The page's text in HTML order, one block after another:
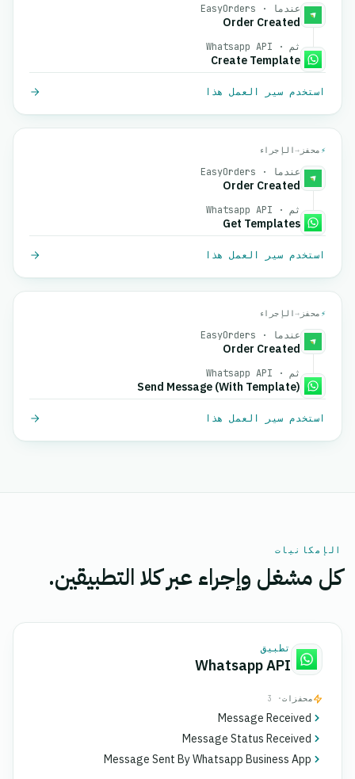
عندما · EasyOrders
Order Created
ثم · Whatsapp API
Create Template
استخدم سير العمل هذا
⚡ محفز →الإجراء
عندما · EasyOrders
Order Created
ثم · Whatsapp API
Get Templates
استخدم سير العمل هذا
⚡ محفز →الإجراء
عندما · EasyOrders
Order Created
ثم · Whatsapp API
Send Message (With Template)
استخدم سير العمل هذا
الإمكانيات
كل مشغل وإجراء عبر كلا التطبيقين.
تطبيق
Whatsapp API
محفزات· 3
Message Received
Message Status Received
Message Sent By Whatsapp Business App